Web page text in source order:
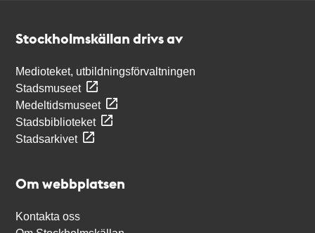
Stockholmskällan drivs av
Medioteket, utbildningsförvaltningen
Stadsmuseet
Medeltidsmuseet
Stadsbiblioteket
Stadsarkivet
Om webbplatsen
Kontakta oss